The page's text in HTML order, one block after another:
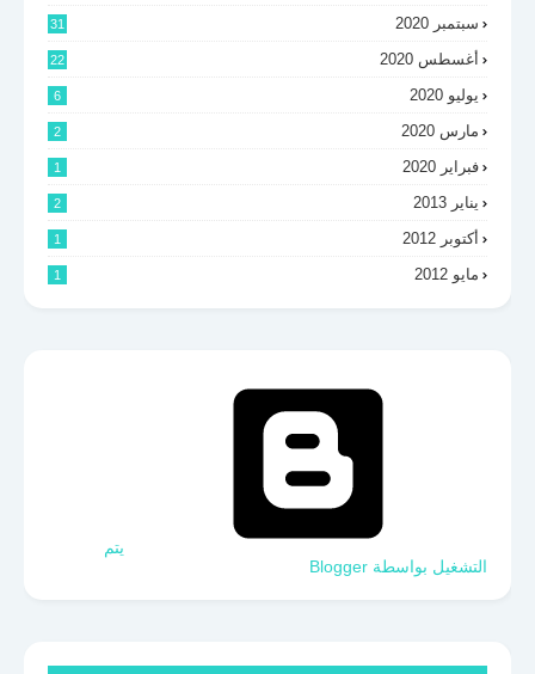
سبتمبر 2020 31
أغسطس 2020 22
يوليو 2020 6
مارس 2020 2
فبراير 2020 1
يناير 2013 2
أكتوبر 2012 1
مايو 2012 1
‏يتم
التشغيل بواسطة Blogger